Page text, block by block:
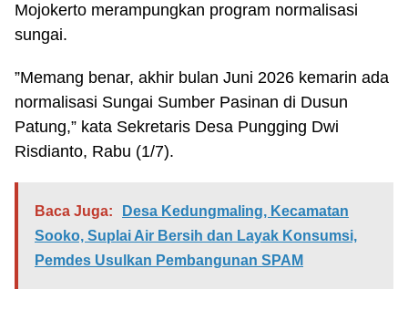
Mojokerto merampungkan program normalisasi
sungai.
”Memang benar, akhir bulan Juni 2026 kemarin ada
normalisasi Sungai Sumber Pasinan di Dusun
Patung,” kata Sekretaris Desa Pungging Dwi
Risdianto, Rabu (1/7).
Baca Juga:
Desa Kedungmaling, Kecamatan
Sooko, Suplai Air Bersih dan Layak Konsumsi,
Pemdes Usulkan Pembangunan SPAM